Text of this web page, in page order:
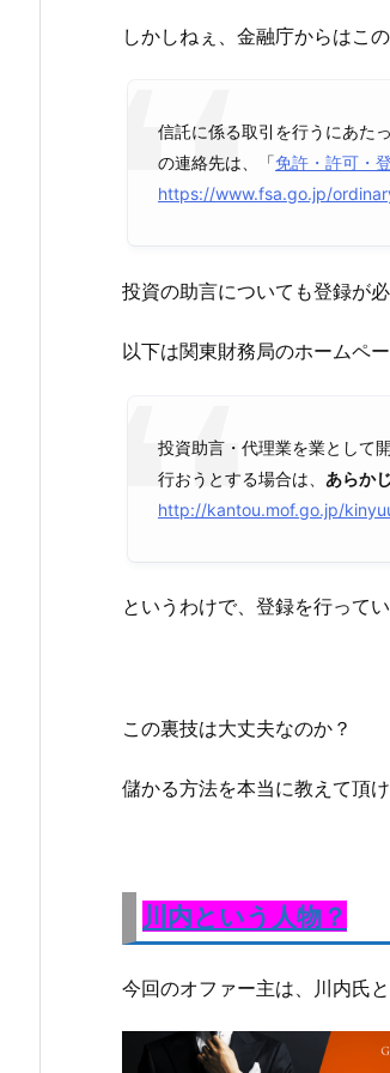
しかしねぇ、金融庁からはこ
信託に係る取引を行うにあた
の連絡先は、「免許・許可・
https://www.fsa.go.jp/
投資の助言についても登録が必
以下は関東財務局のホームペー
投資助言・代理業を業として
行おうとする場合は、 あらか
http://kantou.mof.go.jp/
というわけで、登録を行って
この裏技は大丈夫なのか？
儲かる方法を本当に教えて頂
川内という人物？
今回のオファー主は、川内氏と